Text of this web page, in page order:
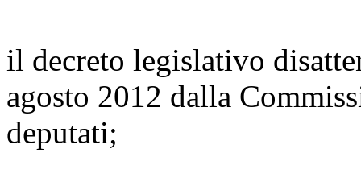
il decreto legislativo
agosto 2012 dalla
deputati;